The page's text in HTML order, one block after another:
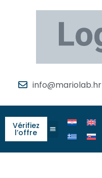
info@mariolab.hr
Vérifiez
l’offre